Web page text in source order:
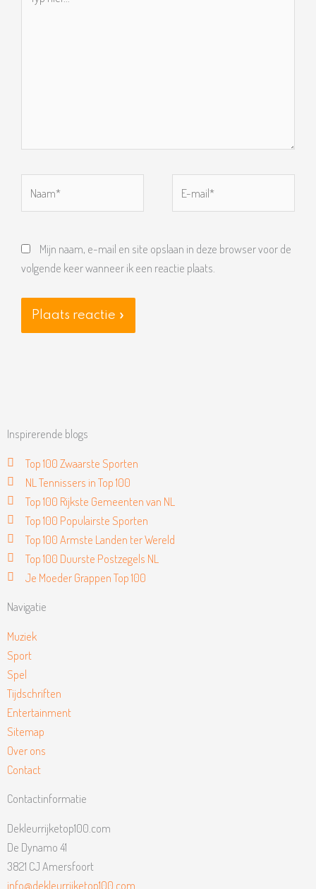
hier...
mail*
Mijn naam, e-mail en site opslaan in deze browser voor de
volgende keer wanneer ik een reactie plaats.
Inspirerende blogs
Top 100 Zwaarste Sporten
NL Tennissers in Top 100
Top 100 Rijkste Gemeenten van NL
Top 100 Populairste Sporten
Top 100 Armste Landen ter Wereld
Top 100 Duurste Postzegels NL
Je Moeder Grappen Top 100
Navigatie
Muziek
Sport
Spel
Tijdschriften
Entertainment
Sitemap
Over ons
Contact
Contactinformatie
Dekleurrijketop100.com
De Dynamo 41
3821 CJ Amersfoort
info@dekleurrijketop100.com